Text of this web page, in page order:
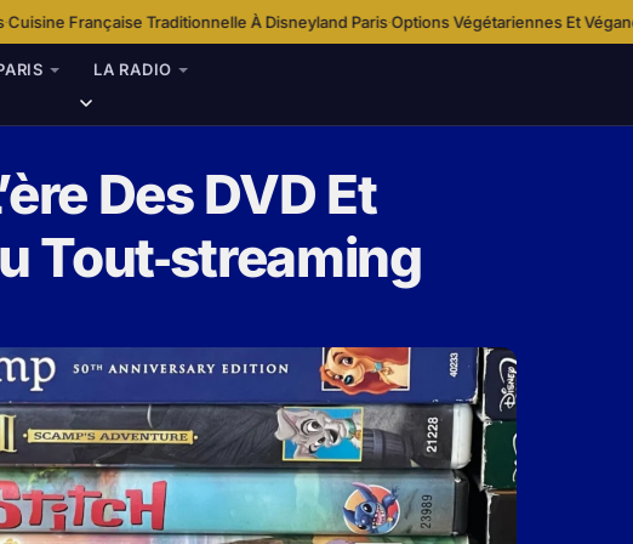
À Disneyland Paris·Options Végétariennes Et Véganes À Disneyland Paris·Idée
LA RADIO
Des DVD Et
Tout‑streaming